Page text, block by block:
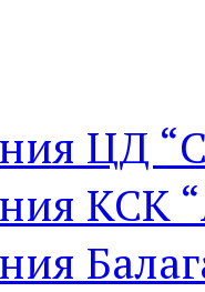
ЦД
КСК